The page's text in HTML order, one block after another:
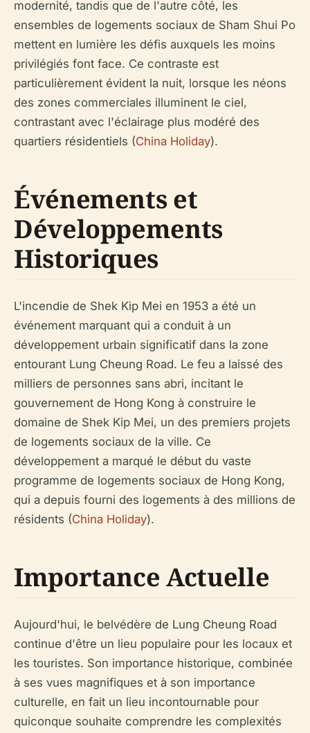
modernité, tandis que de l'autre côté, les
ensembles de logements sociaux de Sham Shui Po
mettent en lumière les défis auxquels les moins
privilégiés font face. Ce contraste est
particulièrement évident la nuit, lorsque les néons
des zones commerciales illuminent le ciel,
contrastant avec l'éclairage plus modéré des
quartiers résidentiels (China Holiday).
Événements et
Développements
Historiques
L'incendie de Shek Kip Mei en 1953 a été un
événement marquant qui a conduit à un
développement urbain significatif dans la zone
entourant Lung Cheung Road. Le feu a laissé des
milliers de personnes sans abri, incitant le
gouvernement de Hong Kong à construire le
domaine de Shek Kip Mei, un des premiers projets
de logements sociaux de la ville. Ce
développement a marqué le début du vaste
programme de logements sociaux de Hong Kong,
qui a depuis fourni des logements à des millions de
résidents (China Holiday).
Importance Actuelle
Aujourd'hui, le belvédère de Lung Cheung Road
continue d'être un lieu populaire pour les locaux et
les touristes. Son importance historique, combinée
à ses vues magnifiques et à son importance
culturelle, en fait un lieu incontournable pour
quiconque souhaite comprendre les complexités